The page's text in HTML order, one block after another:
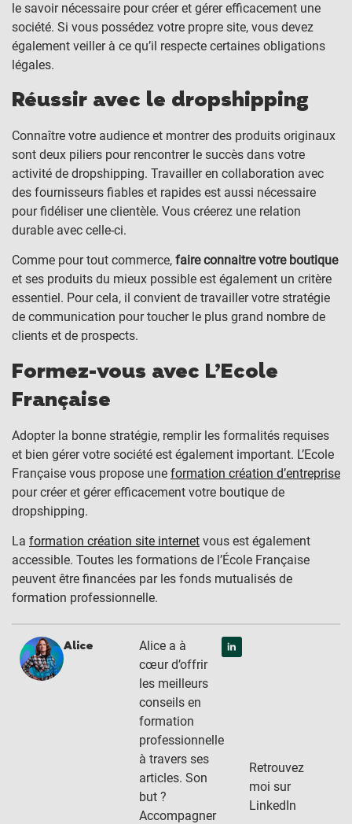
le savoir nécessaire pour créer et gérer efficacement une
société. Si vous possédez votre propre site, vous devez
également veiller à ce qu’il respecte certaines obligations
légales.
Réussir avec le dropshipping
Connaître votre audience et montrer des produits originaux
sont deux piliers pour rencontrer le succès dans votre
activité de dropshipping. Travailler en collaboration avec
des fournisseurs fiables et rapides est aussi nécessaire
pour fidéliser une clientèle. Vous créerez une relation
durable avec celle-ci.
Comme pour tout commerce, faire connaitre votre boutique
et ses produits du mieux possible est également un critère
essentiel. Pour cela, il convient de travailler votre stratégie
de communication pour toucher le plus grand nombre de
clients et de prospects.
Formez-vous avec L’Ecole
Française
Adopter la bonne stratégie, remplir les formalités requises
et bien gérer votre société est également important. L’Ecole
Française vous propose une formation création d’entreprise
pour créer et gérer efficacement votre boutique de
dropshipping.
La formation création site internet vous est également
accessible. Toutes les formations de l’École Française
peuvent être financées par les fonds mutualisés de
formation professionnelle.
Alice
Alice a à
cœur d’offrir
les meilleurs
conseils en
formation
professionnelle
à travers ses
articles. Son
but ?
Accompagner
Retrouvez
moi sur
LinkedIn